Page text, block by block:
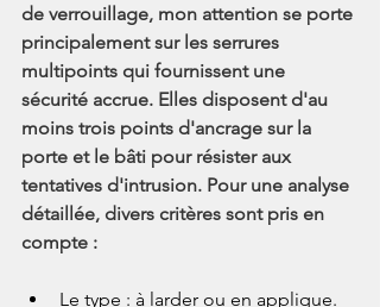
de verrouillage, mon attention se porte
principalement sur les serrures
multipoints qui fournissent une
sécurité accrue. Elles disposent d'au
moins trois points d'ancrage sur la
porte et le bâti pour résister aux
tentatives d'intrusion. Pour une analyse
détaillée, divers critères sont pris en
compte :
Le type : à larder ou en applique.